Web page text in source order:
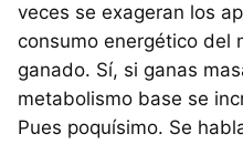
veces se exageran los
consumo energético del
ganado. Sí, si ganas
metabolismo base se
Pues poquísimo. Se